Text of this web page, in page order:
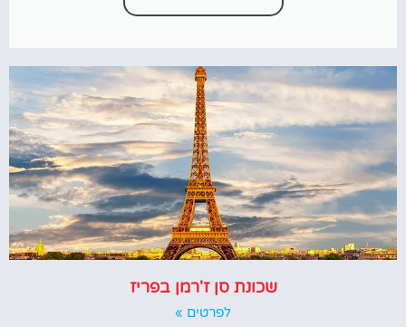
שכונת סן ז'רמן בפריז
לפרטים »